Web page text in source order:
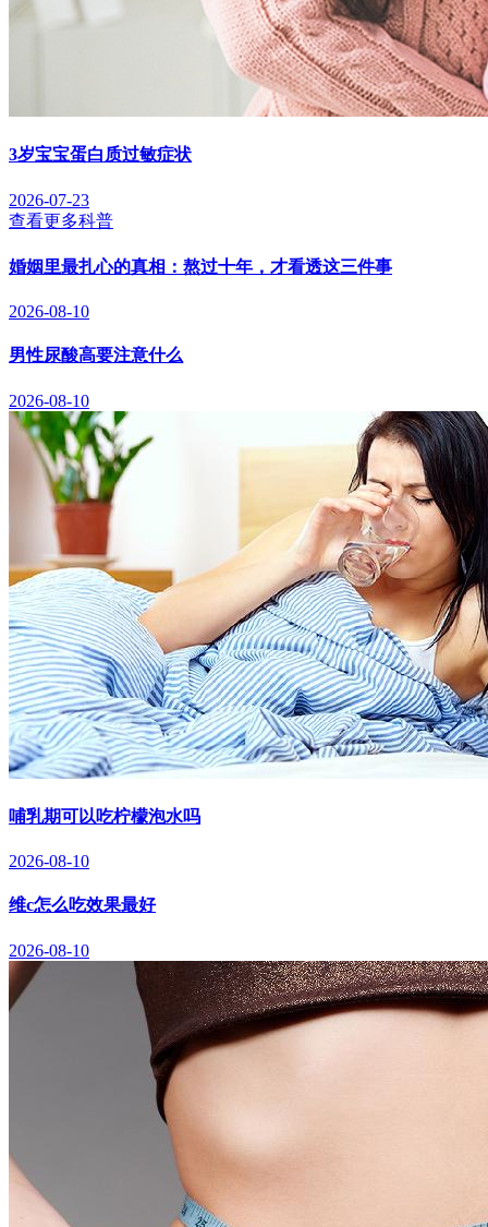
3岁宝宝蛋白质过敏症状
2026-07-23
查看更多科普
婚姻里最扎心的真相：熬过十年，才看透这三件事
2026-08-10
男性尿酸高要注意什么
2026-08-10
哺乳期可以吃柠檬泡水吗
2026-08-10
维c怎么吃效果最好
2026-08-10